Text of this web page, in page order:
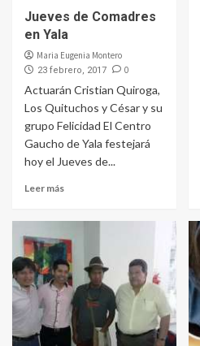
Jueves de Comadres
en Yala
Maria Eugenia Montero
23 febrero, 2017 0
Actuarán Cristian Quiroga,
Los Quituchos y César y su
grupo Felicidad El Centro
Gaucho de Yala festejará
hoy el Jueves de...
Leer más